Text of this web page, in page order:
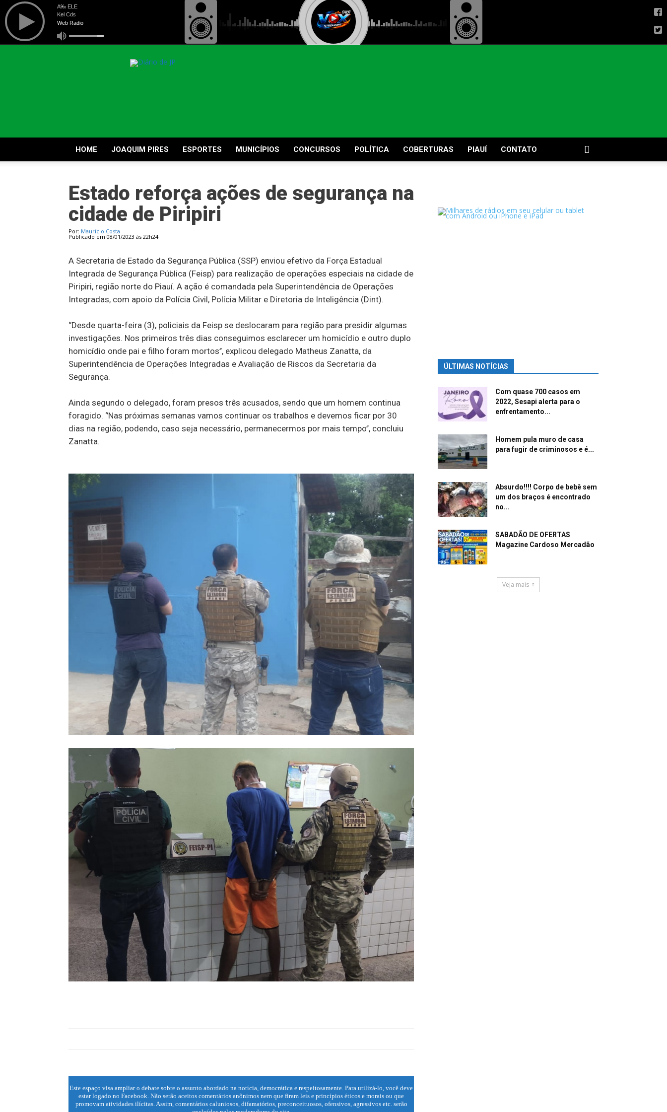
HOME JOAQUIM PIRES ESPORTES MUNICÍPIOS CONCURSOS POLÍTICA COBERTURAS PIAUÍ CONTATO
Estado reforça ações de segurança na
cidade de Piripiri
Por: Maurício Costa
Publicado em 08/01/2023 às 22h24
A Secretaria de Estado da Segurança Pública (SSP) enviou efetivo da Força Estadual
Integrada de Segurança Pública (Feisp) para realização de operações especiais na cidade de
Piripiri, região norte do Piauí. A ação é comandada pela Superintendência de Operações
Integradas, com apoio da Polícia Civil, Polícia Militar e Diretoria de Inteligência (Dint).
‘’Desde quarta-feira (3), policiais da Feisp se deslocaram para região para presidir algumas
investigações. Nos primeiros três dias conseguimos esclarecer um homicídio e outro duplo
homicídio onde pai e filho foram mortos’’, explicou delegado Matheus Zanatta, da
Superintendência de Operações Integradas e Avaliação de Riscos da Secretaria da
Segurança.
Ainda segundo o delegado, foram presos três acusados, sendo que um homem continua
foragido. ‘’Nas próximas semanas vamos continuar os trabalhos e devemos ficar por 30
dias na região, podendo, caso seja necessário, permanecermos por mais tempo’’, concluiu
Zanatta.
Este espaço visa ampliar o debate sobre o assunto abordado na notícia, democrática e respeitosamente. Para utilizá-lo, você deve
estar logado no Facebook. Não serão aceitos comentários anônimos nem que firam leis e princípios éticos e morais ou que
promovam atividades ilícitas. Assim, comentários caluniosos, difamatórios, preconceituosos, ofensivos, agressivos etc. serão
ÚLTIMAS NOTÍCIAS
Com quase 700 casos em
2022, Sesapi alerta para o
enfrentamento...
Homem pula muro de casa
para fugir de criminosos e é...
Absurdo!!!! Corpo de bebê sem
um dos braços é encontrado
no...
SABADÃO DE OFERTAS
Magazine Cardoso Mercadão
Veja mais